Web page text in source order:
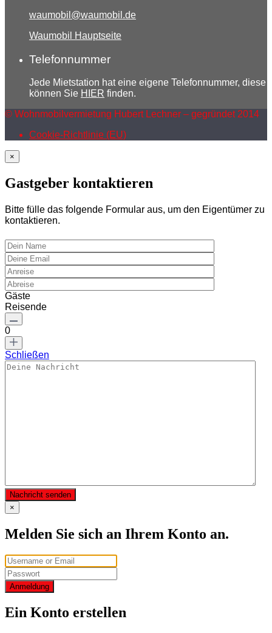
waumobil@waumobil.de
Waumobil Hauptseite
Telefonnummer
Jede Mietstation hat eine eigene Telefonnummer, diese
können Sie HIER finden.
© Wohnmobilvermietung Hubert Lechner – gegründet 2014
Cookie-Richtlinie (EU)
×
Gastgeber kontaktieren
Bitte fülle das folgende Formular aus, um den Eigentümer zu
kontaktieren.
Gäste
Reisende
0
Schließen
Nachricht senden
×
Melden Sie sich an Ihrem Konto an.
Anmeldung
Ein Konto erstellen